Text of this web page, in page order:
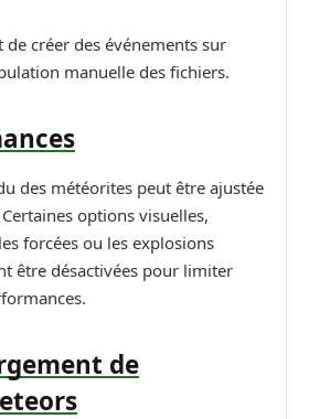
de créer des événements sur
manuelle des fichiers.
des météorites peut être ajustée
options visuelles,
forcées ou les explosions
être désactivées pour limiter
de